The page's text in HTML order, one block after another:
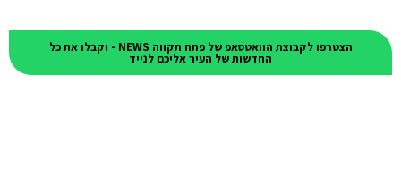
הצטרפו לקבוצת הוואטסאפ של פתח תקווה NEWS - וקבלו את כל
החדשות של העיר אליכם לנייד